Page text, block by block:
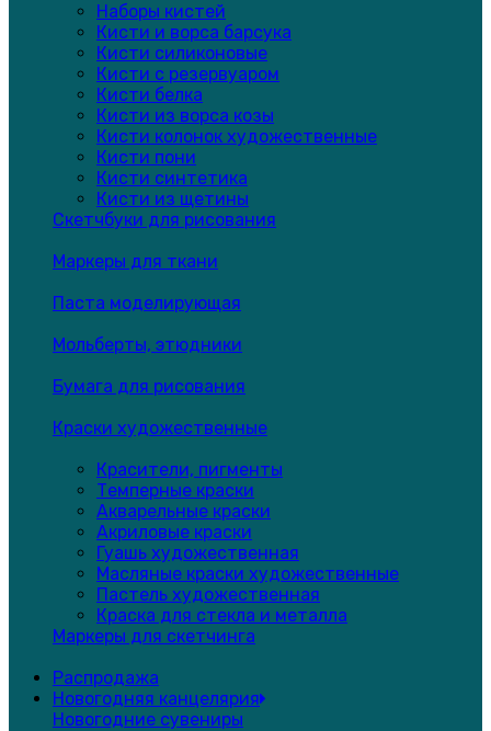
Наборы кистей
Кисти и ворса барсука
Кисти силиконовые
Кисти с резервуаром
Кисти белка
Кисти из ворса козы
Кисти колонок художественные
Кисти пони
Кисти синтетика
Кисти из щетины
Скетчбуки для рисования
Маркеры для ткани
Паста моделирующая
Мольберты, этюдники
Бумага для рисования
Краски художественные
Красители, пигменты
Темперные краски
Акварельные краски
Акриловые краски
Гуашь художественная
Масляные краски художественные
Пастель художественная
Краска для стекла и металла
Маркеры для скетчинга
Распродажа
Новогодняя канцелярия
Новогодние сувениры